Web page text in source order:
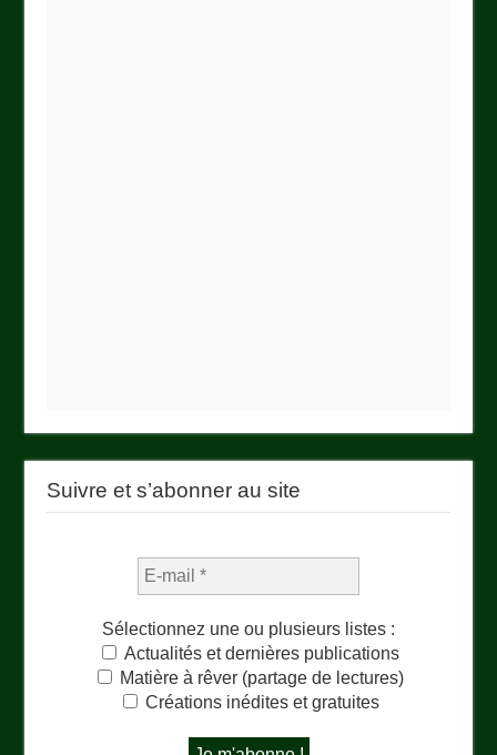
Suivre et s’abonner au site
Sélectionnez une ou plusieurs listes :
Actualités et dernières publications
Matière à rêver (partage de lectures)
Créations inédites et gratuites